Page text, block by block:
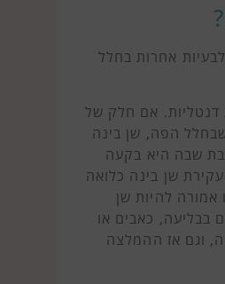
אחרות בחלל
דנטליות. אם חלק של
הפה, שן בינה
שבה היא בקעה
שן בינה כלואה
אמורה להיות שן
בבליעה, כאבים או
וגם אז ההמלצה